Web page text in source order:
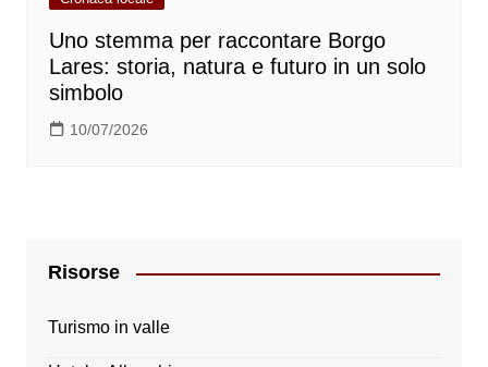
Uno stemma per raccontare Borgo
Lares: storia, natura e futuro in un solo
simbolo
10/07/2026
Risorse
Turismo in valle